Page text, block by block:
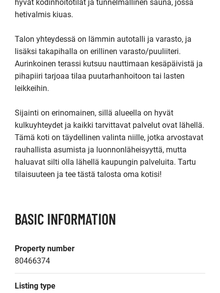
hyvät kodinhoitotilat ja tunnelmallinen sauna, jossa
hetivalmis kiuas.
Talon yhteydessä on lämmin autotalli ja varasto, ja
lisäksi takapihalla on erillinen varasto/puuliiteri.
Aurinkoinen terassi kutsuu nauttimaan kesäpäivistä ja
pihapiiri tarjoaa tilaa puutarhanhoitoon tai lasten
leikkeihin.
Sijainti on erinomainen, sillä alueella on hyvät
kulkuyhteydet ja kaikki tarvittavat palvelut ovat lähellä.
Tämä koti on täydellinen valinta niille, jotka arvostavat
rauhallista asumista ja luonnonläheisyyttä, mutta
haluavat silti olla lähellä kaupungin palveluita. Tartu
tilaisuuteen ja tee tästä talosta oma kotisi!
BASIC INFORMATION
Property number
80466374
Listing type